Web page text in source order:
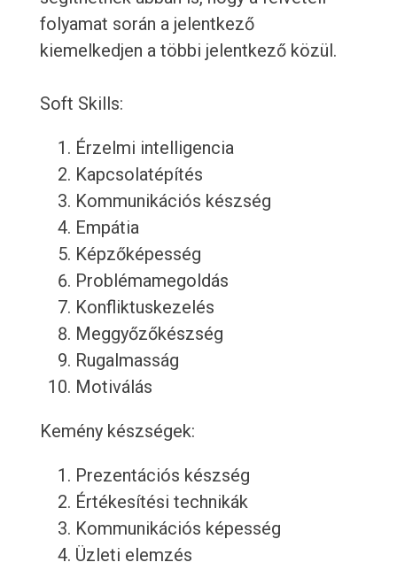
folyamat során a jelentkező
kiemelkedjen a többi jelentkező közül.
Soft Skills:
Érzelmi intelligencia
Kapcsolatépítés
Kommunikációs készség
Empátia
Képzőképesség
Problémamegoldás
Konfliktuskezelés
Meggyőzőkészség
Rugalmasság
Motiválás
Kemény készségek:
Prezentációs készség
Értékesítési technikák
Kommunikációs képesség
Üzleti elemzés